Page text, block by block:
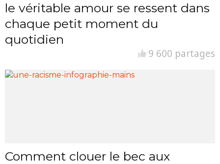
le véritable amour se ressent dans
chaque petit moment du
quotidien
9 600 partages
Comment clouer le bec aux